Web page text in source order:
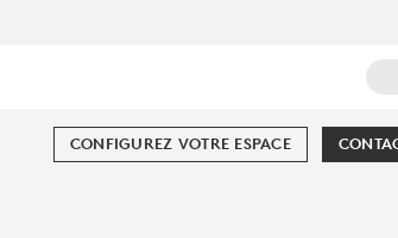
CONFIGUREZ VOTRE ESPACE